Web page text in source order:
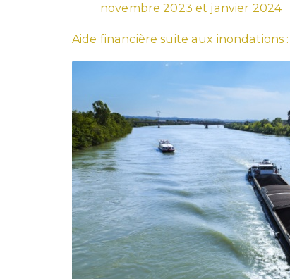
novembre 2023 et janvier 2024
Aide financière suite aux inondations